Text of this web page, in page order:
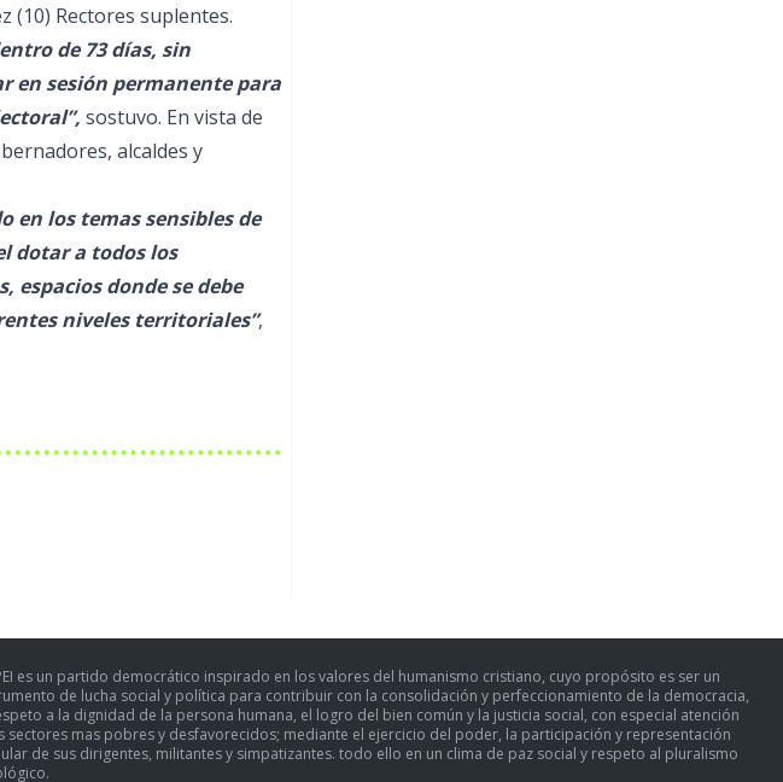
(10) Rectores suplentes.
de 73 días, sin
en sesión permanente para
sostuvo. En vista de
alcaldes y
en los temas sensibles de
dotar a todos los
espacios donde se debe
niveles territoriales”,
es un partido democrático inspirado en los valores del humanismo cristiano, cuyo propósito es ser un
de lucha social y política para contribuir con la consolidación y perfeccionamiento de la democracia,
a la dignidad de la persona humana, el logro del bien común y la justicia social, con especial atención
sectores mas pobres y desfavorecidos; mediante el ejercicio del poder, la participación y representación
de sus dirigentes, militantes y simpatizantes. todo ello en un clima de paz social y respeto al pluralismo